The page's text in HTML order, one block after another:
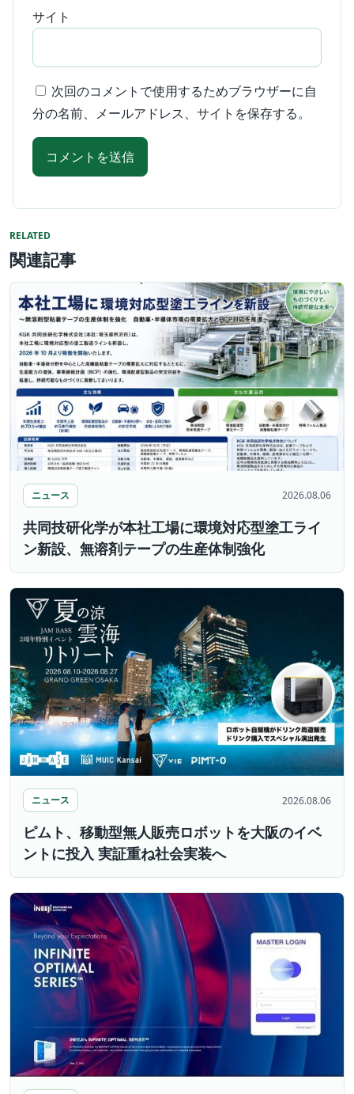
サイト
次回のコメントで使用するためブラウザーに自
分の名前、メールアドレス、サイトを保存する。
RELATED
関連記事
ニュース 2026.08.06
共同技研化学が本社工場に環境対応型塗工ライ
ン新設、無溶剤テープの生産体制強化
ニュース 2026.08.06
ピムト、移動型無人販売ロボットを大阪のイベ
ントに投入 実証重ね社会実装へ